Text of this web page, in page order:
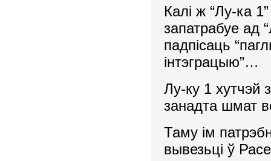
Калі ж “Лу-ка
запатрабуе ад
падпісаць
інтэграцыю”…
Лу-ку 1 хутчэй
занадта шмат
Таму ім
вывезьці ў